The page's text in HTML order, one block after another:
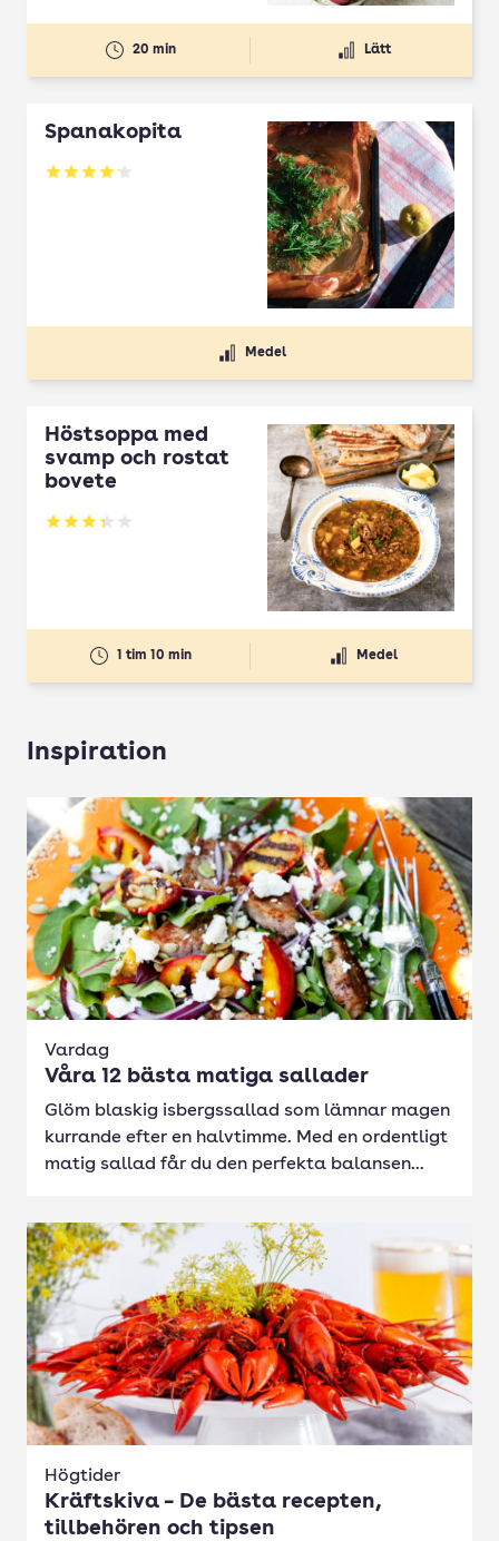
20 min Lätt
Spanakopita
Betyg: 4.1 av 5
Medel
Höstsoppa med
svamp och rostat
bovete
Betyg: 3.33 av 5
1 tim 10 min Medel
Inspiration
Vardag
Våra 12 bästa matiga sallader
Glöm blaskig isbergssallad som lämnar magen
kurrande efter en halvtimme. Med en ordentligt
matig sallad får du den perfekta balansen...
Högtider
Kräftskiva – De bästa recepten,
tillbehören och tipsen